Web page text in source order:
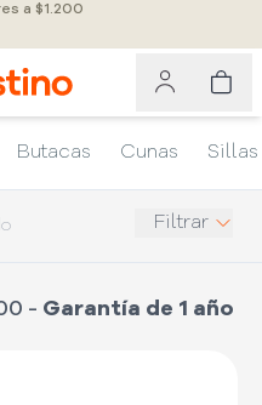
a $1.200
Butacas Cunas Sillas
Filtrar
- Garantía de 1 año